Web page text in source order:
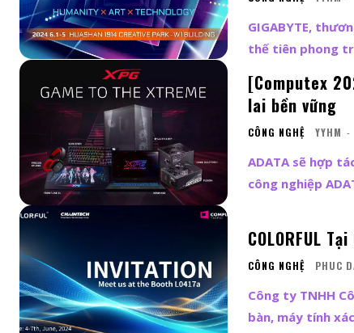
GIGABYTE,
thế tiên phong
[Computex
lai bền vững
CÔNG NGHỆ YYHM -
ADATA sẽ hợp
công nghiệp
COLORFUL
CÔNG NGHỆ PHUC
Công ty TNHH
bàn, máy tính